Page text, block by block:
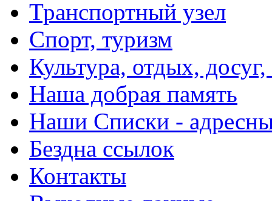
Транспортный узел
Спорт, туризм
Культура, отдых,
Наша добрая память
Наши Списки -
Бездна ссылок
Контакты